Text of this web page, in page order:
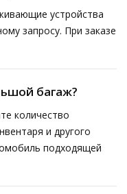
устройства
запросу. При заказе
багаж?
количество
и другого
подходящей